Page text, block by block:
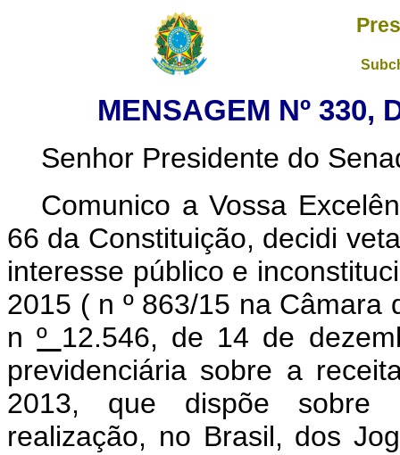
MENSAGEM Nº 330,
Senhor Presidente do
Comunico a Vossa
66 da Constituição, decidi
interesse público e
2015 ( n º 863/15 na Câmara
nº 12.546, de 14 de
previdenciária sobre a
2013, que dispõe sobre
realização, no Brasil, dos